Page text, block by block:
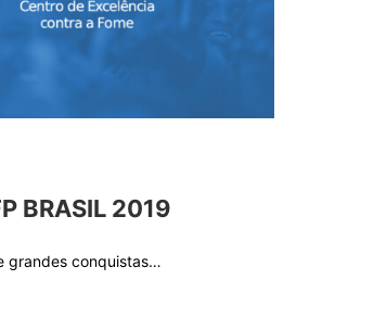
BRASIL 2019
grandes conquistas…